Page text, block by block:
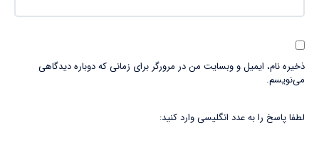
ذخیره نام، ایمیل و وبسایت من در مرورگر برای زمانی که دوباره دیدگاهی
می‌نویسم.
لطفا پاسخ را به عدد انگلیسی وارد کنید: